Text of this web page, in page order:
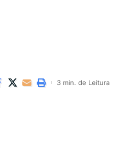
3 min. de Leitura